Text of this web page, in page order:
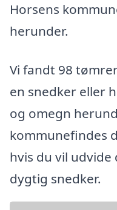
Horsens
herunder.
Vi fandt 98
en snedker eller
og omegn
kommunefindes
hvis du vil
dygtig snedker.